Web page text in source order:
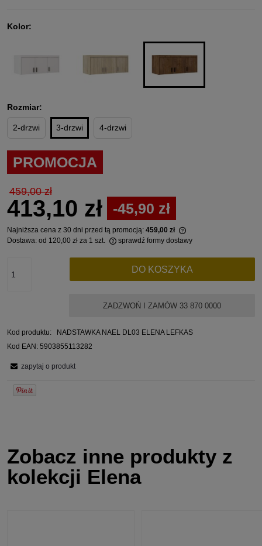
Kolor:
Rozmiar:
2-drzwi 3-drzwi 4-drzwi
PROMOCJA
413,10 zł -45,90 zł
459,00 zł
Najniższa cena z 30 dni przed tą promocją: 459,00 zł
Jeżeli produkt jest
sprzedaży.
Dostawa: od 120,00 zł za 1 szt. sprawdź formy dostawy
DO KOSZYKA
ZADZWOŃ I ZAMÓW 33 870 0000
Kod produktu:
NADSTAWKA NAEL DL03 ELENA LEFKAS
Kod EAN: 5903855113282
zapytaj o produkt
Zobacz inne produkty z
kolekcji Elena